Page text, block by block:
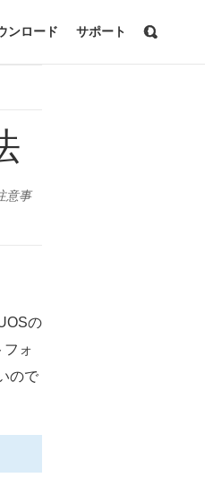
ンロード サポート
購入
意事
の
ォ
ので